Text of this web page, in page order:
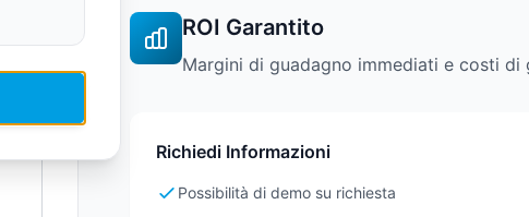
ROI Garantito
Margini di guadagno immediati e costi di
Richiedi Informazioni
Possibilità di demo su richiesta